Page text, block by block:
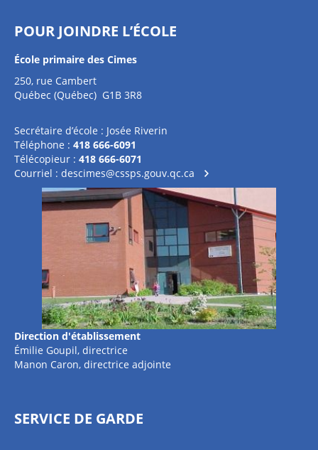
POUR JOINDRE L’ÉCOLE
École primaire des Cimes
250, rue Cambert
Québec (Québec) G1B 3R8
Secrétaire d’école : Josée Riverin
Téléphone : 418 666-6091
Télécopieur : 418 666-6071
Courriel : descimes@cssps.gouv.qc.ca
Direction d'établissement
Émilie Goupil, directrice
Manon Caron, directrice adjointe
SERVICE DE GARDE